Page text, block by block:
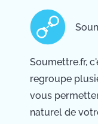
Soumettre.fr,
regroupe
vous
naturel de